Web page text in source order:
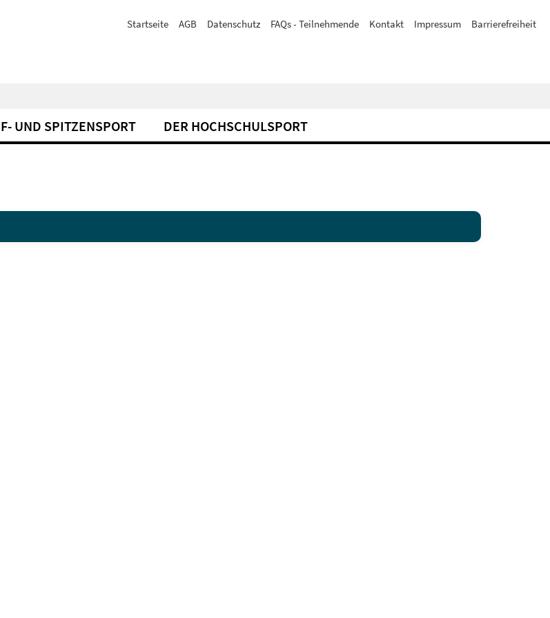
Startseite AGB Datenschutz FAQs - Teilnehmende Kontakt Impressum Barrierefreiheit
UND SPITZENSPORT DER HOCHSCHULSPORT